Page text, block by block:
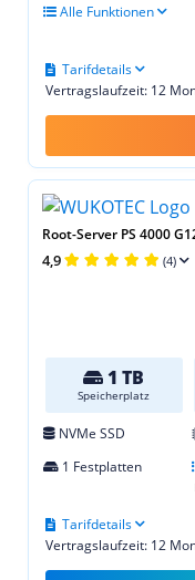
Alle Funktionen
Vertragslaufzeit: 12
Tarifdetails
Root-Server PS 4000
4,9 (4)
1 TB
Speicherplatz
NVMe SSD
1 Festplatten
Vertragslaufzeit: 12
Tarifdetails